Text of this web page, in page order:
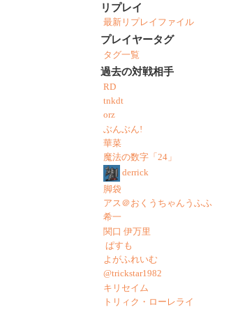
リプレイ
最新リプレイファイル
プレイヤータグ
タグ一覧
過去の対戦相手
RD
tnkdt
orz
ぶんぶん!
華菜
魔法の数字「24」
derrick
脚袋
アス＠おくうちゃんうふふ
希一
関口 伊万里
ぱすも
よがふれいむ
@trickstar1982
キリセイム
トリィク・ローレライ